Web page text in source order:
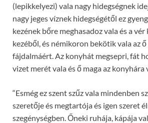
(lepikkelyezi) vala nagy hidegségnek
nagy jeges víznek hidegségétől ez
kezének bőre meghasadoz vala és a vér
kezéből, és némikoron bekötik vala az ő
fájdalmáért. Az konyhát megsepri, fát
vizet merét vala és ő maga az konyhára
“Esmég ez szent szűz vala mindenben
szeretője és megtartója és igen szeret
szegénységben. Őneki ruhája, kápája